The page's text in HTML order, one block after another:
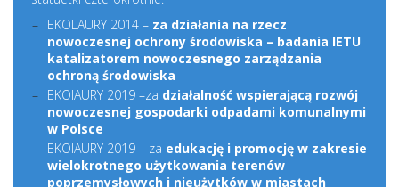
EKOLAURY 2014 – za działania na rzecz
nowoczesnej ochrony środowiska – badania IETU
katalizatorem nowoczesnego zarządzania
ochroną środowiska
EKOlAURY 2019 –za działalność wspierającą rozwój
nowoczesnej gospodarki odpadami komunalnymi
w Polsce
EKOlAURY 2019 – za edukację i promocję w zakresie
wielokrotnego użytkowania terenów
poprzemysłowych i nieużytków w miastach